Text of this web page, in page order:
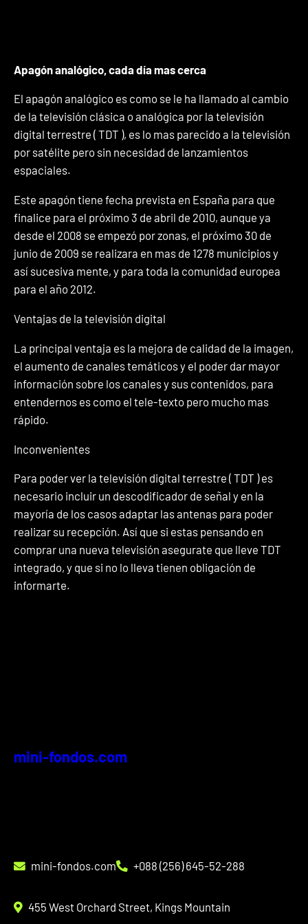
Apagón analógico, cada día mas cerca
El apagón analógico es como se le ha llamado al cambio
de la televisión clásica o analógica por la televisión
digital terrestre ( TDT ), es lo mas parecido a la televisión
por satélite pero sin necesidad de lanzamientos
espaciales.
Este apagón tiene fecha prevista en España para que
finalice para el próximo 3 de abril de 2010, aunque ya
desde el 2008 se empezó por zonas, el próximo 30 de
junio de 2009 se realizara en mas de 1278 municipios y
así sucesiva mente, y para toda la comunidad europea
para el año 2012.
Ventajas de la televisión digital
La principal ventaja es la mejora de calidad de la imagen,
el aumento de canales temáticos y el poder dar mayor
información sobre los canales y sus contenidos, para
entendernos es como el tele-texto pero mucho mas
rápido.
Inconvenientes
Para poder ver la televisión digital terrestre ( TDT ) es
necesario incluir un descodificador de señal y en la
mayoría de los casos adaptar las antenas para poder
realizar su recepción. Así que si estas pensando en
comprar una nueva televisión asegurate que lleve TDT
integrado, y que si no lo lleva tienen obligación de
informarte.
mini-fondos.com
mini-fondos.com +088 (256) 645-52-288
455 West Orchard Street, Kings Mountain